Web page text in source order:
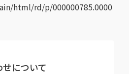
html/rd/p/000000785.0000
について